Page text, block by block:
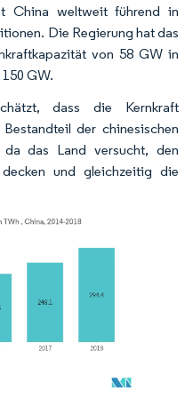
China weltweit führend in
Die Regierung hat das
von 58 GW in
GW.
dass die Kernkraft
der chinesischen
das Land versucht, den
und gleichzeitig die